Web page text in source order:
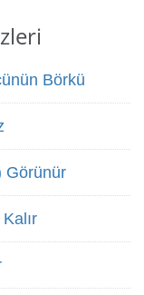
Haberleri
Börkü
Görünür